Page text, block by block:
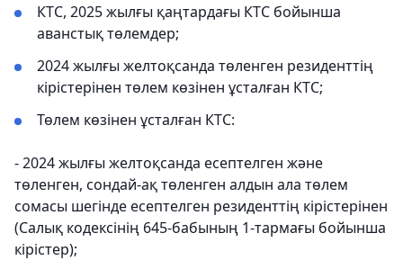
КТС, 2025 жылғы қаңтардағы КТС бойынша
аванстық төлемдер;
2024 жылғы желтоқсанда төленген резиденттің
кірістерінен төлем көзінен ұсталған КТС;
Төлем көзінен ұсталған КТС:
- 2024 жылғы желтоқсанда есептелген және
төленген, сондай-ақ төленген алдын ала төлем
сомасы шегінде есептелген резиденттің кірістерінен
(Салық кодексінің 645-бабының 1-тармағы бойынша
кірістер);